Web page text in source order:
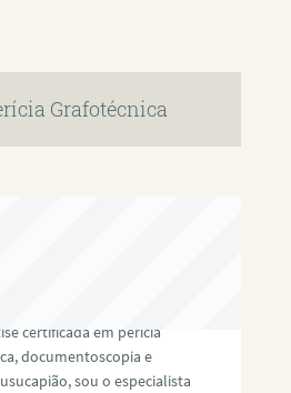
Grafotécnica
certificada em perícia
documentoscopia e
sou o especialista